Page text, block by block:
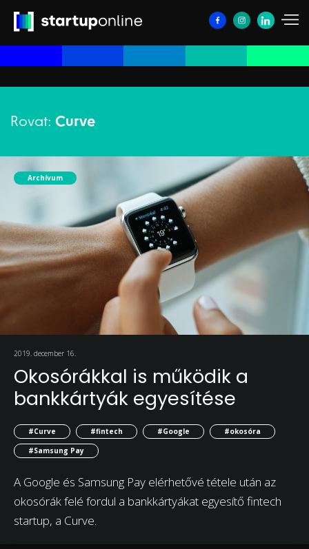
Rovat: Curve
Archívum
2019. december 16.
Okosórákkal is működik a
bankkártyák egyesítése
#Curve #fintech #Google
#okosóra
#Samsung Pay
A Google és Samsung Pay elérhetővé tétele után az
okosórák felé fordul a bankkártyákat egyesítő fintech
startup, a Curve.